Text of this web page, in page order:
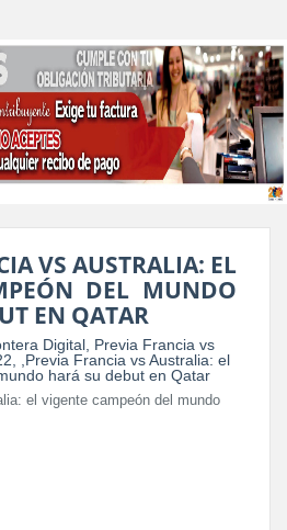
VS AUSTRALIA: EL
DEL MUNDO
EN QATAR
el vigente campeón del mundo